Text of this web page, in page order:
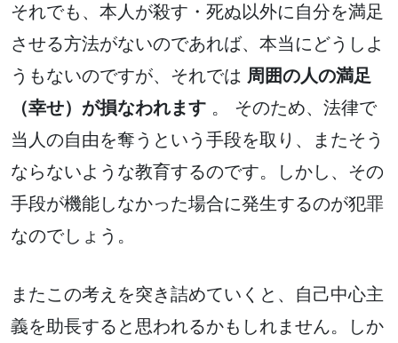
それでも、本人が殺す・死ぬ以外に自分を満足
させる方法がないのであれば、本当にどうしよ
うもないのですが、それでは 周囲の人の満足
（幸せ）が損なわれます 。 そのため、法律で
当人の自由を奪うという手段を取り、またそう
ならないような教育するのです。しかし、その
手段が機能しなかった場合に発生するのが犯罪
なのでしょう。
またこの考えを突き詰めていくと、自己中心主
義を助長すると思われるかもしれません。しか